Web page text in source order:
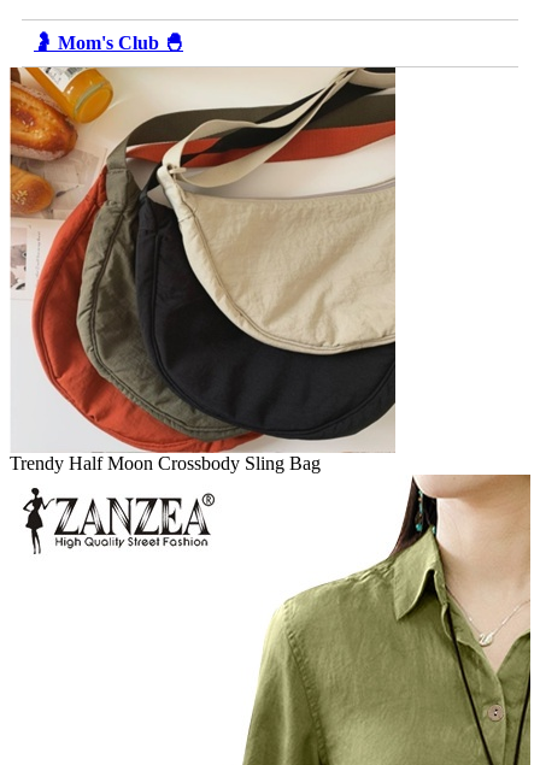
🤰 Mom's Club 🐣
Trendy Half Moon Crossbody Sling Bag